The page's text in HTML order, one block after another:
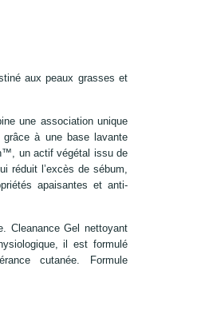
aux peaux grasses et
une association unique
à une base lavante
un actif végétal issu de
réduit l’excès de sébum,
apaisantes et anti-
Cleanance Gel nettoyant
il est formulé
cutanée. Formule